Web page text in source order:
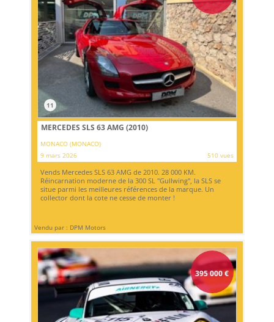
11
MERCEDES SLS 63 AMG (2010)
MONACO (MONACO)
9 mars 2026
510 vues
Vends Mercedes SLS 63 AMG de 2010. 28 000 KM.
Réincarnation moderne de la 300 SL "Gullwing", la SLS se
situe parmi les meilleures références de la marque. Un
collector dont la cote ne cesse de monter !
Vendu par : DPM Motors
395 000€